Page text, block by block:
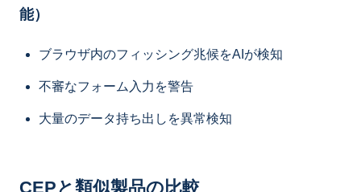
能）
ブラウザ内のフィッシング兆候をAIが検知
不審なフォーム入力を警告
大量のデータ持ち出しを異常検知
CEPと類似製品の比較